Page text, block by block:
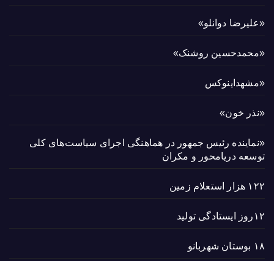
«علیرضا دوانلو»
«محمدحسین روشنک»
«مشهداینوکس
«نذر خون»
«نماینده رئیس جمهور در هماهنگی اجرای سیاست‌های کلی
توسعه دریامحور و مکران
۱۲۲ هزار استعلام زمین
۱۲روز ایستادگی تولید
۱۸ بوستان شهربانو